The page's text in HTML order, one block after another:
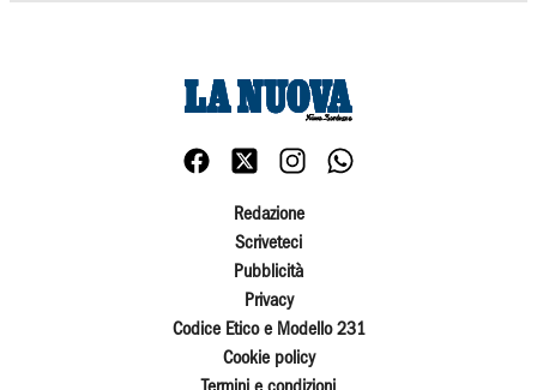
Redazione
Scriveteci
Pubblicità
Privacy
Codice Etico e Modello 231
Cookie policy